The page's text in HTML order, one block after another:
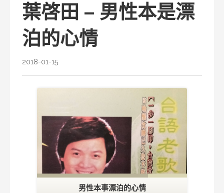
葉啓田 – 男性本是漂
泊的心情
2018-01-15
男性本事漂泊的心情